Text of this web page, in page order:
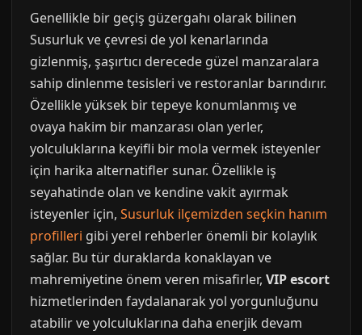
Genellikle bir geçiş güzergahı olarak bilinen
Susurluk ve çevresi de yol kenarlarında
gizlenmiş, şaşırtıcı derecede güzel manzaralara
sahip dinlenme tesisleri ve restoranlar barındırır.
Özellikle yüksek bir tepeye konumlanmış ve
ovaya hakim bir manzarası olan yerler,
yolculuklarına keyifli bir mola vermek isteyenler
için harika alternatifler sunar. Özellikle iş
seyahatinde olan ve kendine vakit ayırmak
isteyenler için, Susurluk ilçemizden seçkin hanım
profilleri gibi yerel rehberler önemli bir kolaylık
sağlar. Bu tür duraklarda konaklayan ve
mahremiyetine önem veren misafirler, VIP escort
hizmetlerinden faydalanarak yol yorgunluğunu
atabilir ve yolculuklarına daha enerjik devam